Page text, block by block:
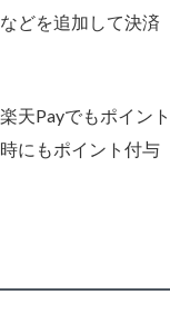
どを追加して決済
天Payでもポイント
にもポイント付与